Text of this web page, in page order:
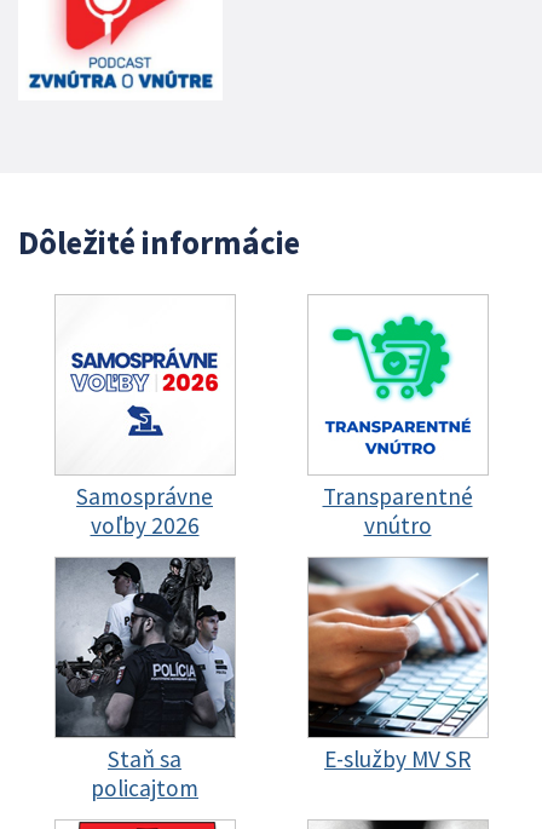
Dôležité informácie
Samosprávne
voľby 2026
Transparentné
vnútro
Staň sa
policajtom
E-služby MV SR